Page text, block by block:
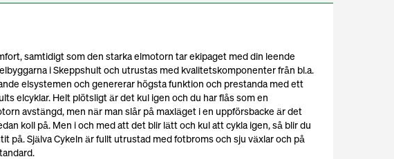
samtidigt som den starka elmotorn tar ekipaget med din leende
i Skeppshult och utrustas med kvalitetskomponenter från bl.a.
elsystemen och genererar högsta funktion och prestanda med ett
elcyklar. Helt plötsligt är det kul igen och du har flås som en
avstängd, men när man slår på maxläget i en uppförsbacke är det
koll på. Men i och med att det blir lätt och kul att cykla igen, så blir du
på. Själva Cykeln är fullt utrustad med fotbroms och sju växlar och på